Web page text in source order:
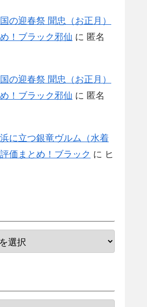
の迎春祭 聞忠（お正月）
！ブラック邪仙 に 匿名
の迎春祭 聞忠（お正月）
！ブラック邪仙 に 匿名
に立つ銀竜ヴルム（水着
価まとめ！ブラック に ヒ